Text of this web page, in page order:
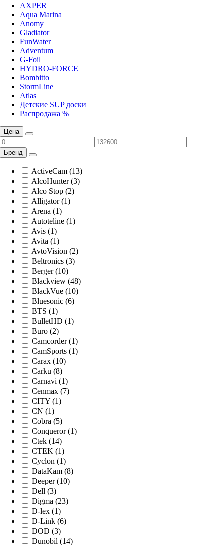
AXPER
Aqua Marina
Anomy
Gladiator
FunWater
Adventum
G-Foil
HYDRO-FORCE
Bombitto
StormLine
Atlas
Детские SUP доски
Распродажа %
Цена
Бренд
ActiveCam (13)
AlcoHunter (3)
Alco Stop (2)
Alligator (1)
Arena (1)
Autoteline (1)
Avis (1)
Avita (1)
AvtoVision (2)
Beltronics (3)
Berger (10)
Blackview (48)
BlackVue (10)
Bluesonic (6)
BTS (1)
BulletHD (1)
Buro (2)
Camcorder (1)
CamSports (1)
Carax (10)
Carku (8)
Carnavi (1)
Cenmax (7)
CITY (1)
CN (1)
Cobra (5)
Conqueror (1)
Ctek (14)
CTEK (1)
Cyclon (1)
DataKam (8)
Deeper (10)
Dell (3)
Digma (23)
D-lex (1)
D-Link (6)
DOD (3)
Dunobil (14)